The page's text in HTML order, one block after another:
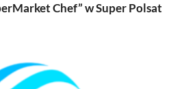
Chef” w Super Polsat